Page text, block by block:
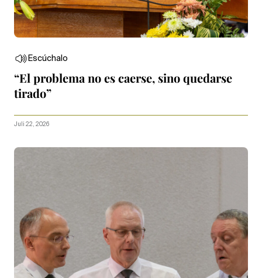
Escúchalo
“El problema no es caerse, sino quedarse
tirado”
Juli 22, 2026